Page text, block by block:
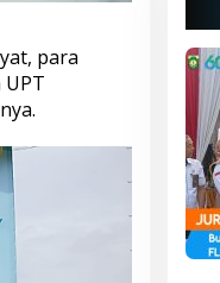
para